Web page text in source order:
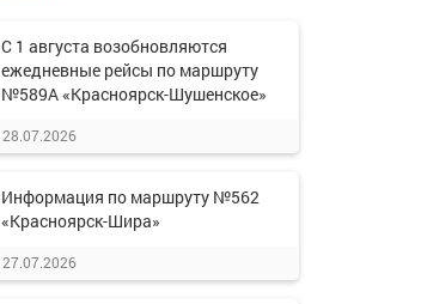
С 1 августа возобновляются
ежедневные рейсы по маршруту
№589А «Красноярск-Шушенское»
28.07.2026
Информация по маршруту №562
«Красноярск-Шира»
27.07.2026